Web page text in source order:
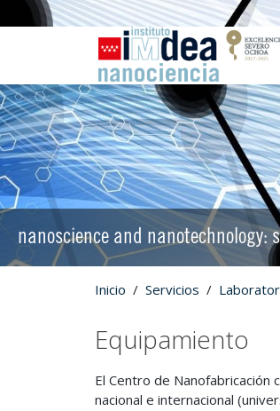
nanoscience and nanotechnology:
Inicio Servicios
Equipamiento
El Centro de
nacional e internacional